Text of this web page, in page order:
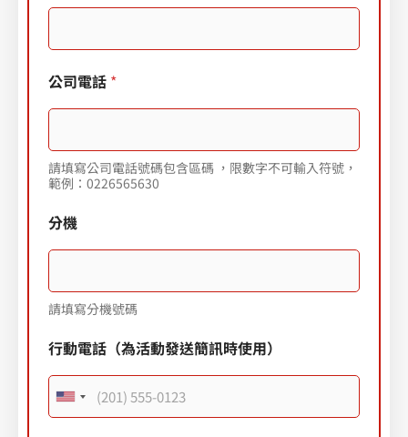
公司電話 *
請填寫公司電話號碼包含區碼 ，限數字不可輸入符號，
範例：0226565630
分機
請填寫分機號碼
行動電話（為活動發送簡訊時使用）
U